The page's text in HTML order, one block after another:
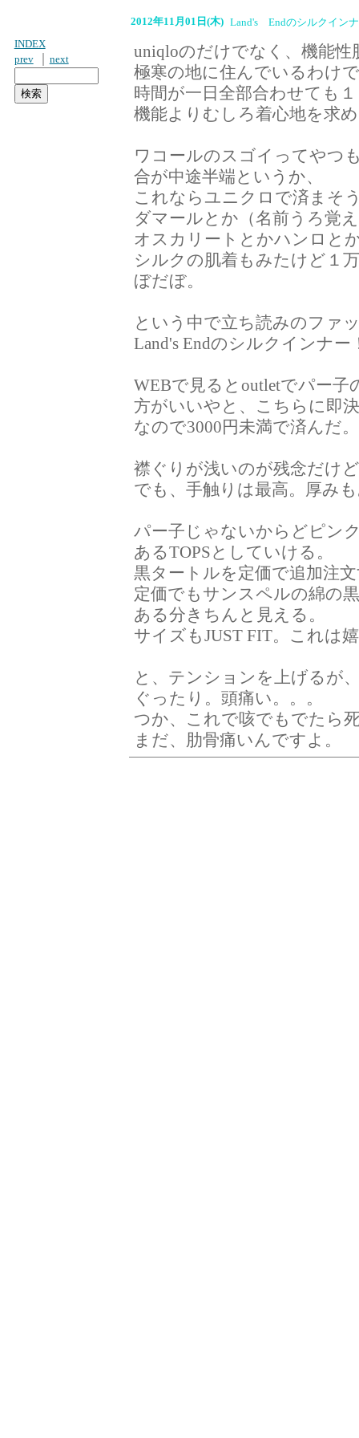
INDEX
prev｜ next
2012年11月01日(木) Land's Endのシルクイン
uniqloのだけでなく、機能
極寒の地に住んでいるわけ
時間が一日全部合わせても
機能よりむしろ着心地を求
ワコールのスゴイってやつ
合が中途半端というか、
これならユニクロで済まそ
ダマールとか（名前うろ覚
オスカリートとかハンロと
シルクの肌着もみたけど１
ぼだぼ。
という中で立ち読みのファ
Land's Endのシルクインナー
WEBで見るとoutletでパー
方がいいやと、こちらに即
なので3000円未満で済んだ。
襟ぐりが浅いのが残念だけ
でも、手触りは最高。厚み
パー子じゃないからどピン
あるTOPSとしていける。
黒タートルを定価で追加注
定価でもサンスペルの綿の
ある分きちんと見える。
サイズもJUST FIT。これは
と、テンションを上げるが
ぐったり。頭痛い。。。
つか、これで咳でもでたら
まだ、肋骨痛いんですよ。